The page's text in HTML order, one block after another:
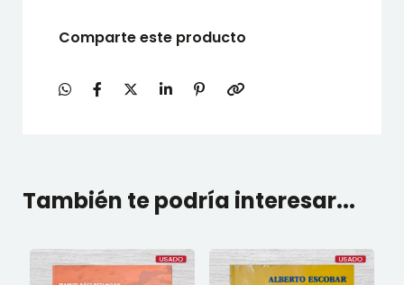
Comparte este producto
También te podría interesar...